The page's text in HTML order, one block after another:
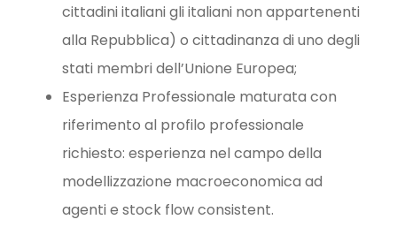
cittadini italiani gli italiani non appartenenti
alla Repubblica) o cittadinanza di uno degli
stati membri dell’Unione Europea;
Esperienza Professionale maturata con
riferimento al profilo professionale
richiesto: esperienza nel campo della
modellizzazione macroeconomica ad
agenti e stock flow consistent.